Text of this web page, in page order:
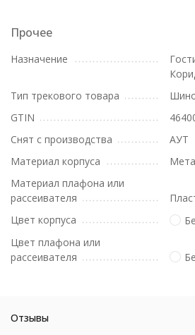
Прочее
Назначение
Тип трекового товара
GTIN
Снят с производства
АУТ
Материал корпуса
Материал плафона или
рассеивателя
Цвет корпуса
Цвет плафона или
рассеивателя
Отзывы